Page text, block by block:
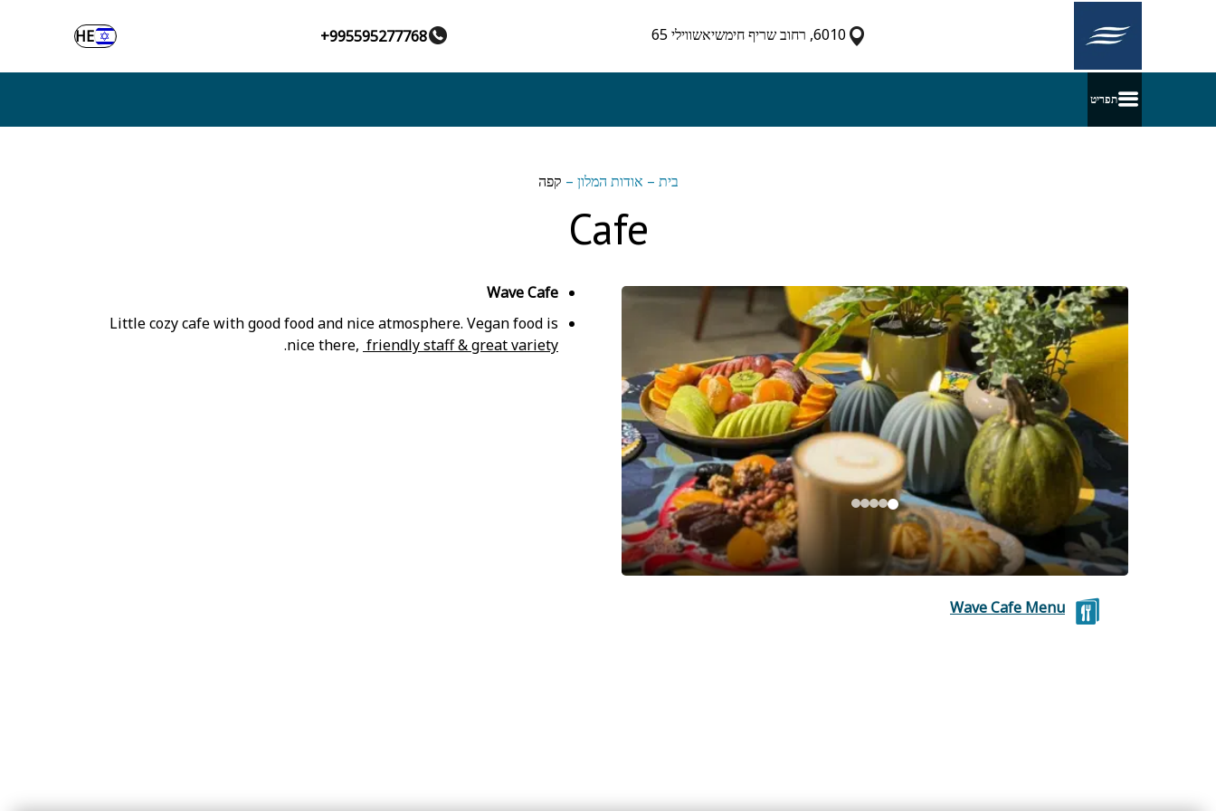
6010, רחוב שריף חימשיאשווילי 65 +995595277768
HE
תפריט
בית – אודות המלון – קפה
Cafe
Wave Cafe Menu
Wave Cafe
Little cozy cafe with good food and nice atmosphere. Vegan food is
nice there, friendly staff & great variety
.